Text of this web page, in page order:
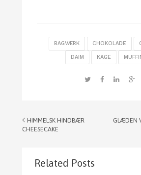
BAGVÆRK CHOKOLADE
DAIM KAGE
HIMMELSK HINDBÆR
CHEESECAKE
GLÆDEN
Related Posts